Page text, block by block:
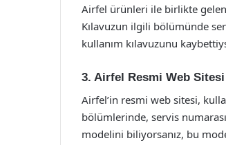
Airfel ürünleri ile birlikte gelen
Kılavuzun ilgili bölümünde
kullanım kılavuzunu
3. Airfel Resmi Web Sitesi
Airfel’in resmi web sitesi,
bölümlerinde, servis
modelini biliyorsanız, bu